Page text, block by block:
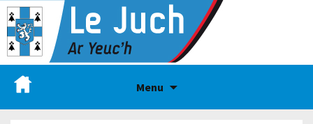
Menu